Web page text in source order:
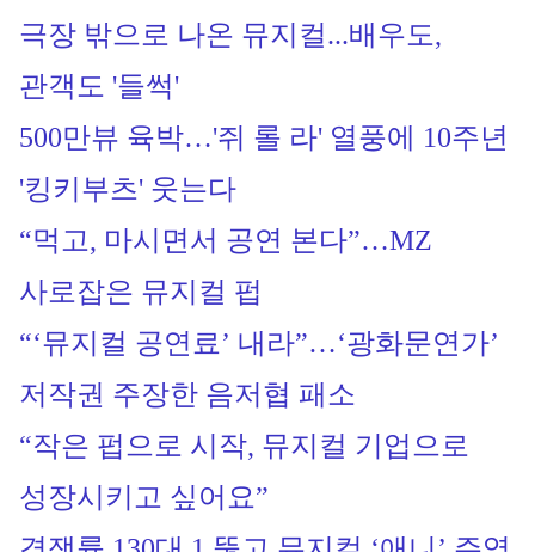
극장 밖으로 나온 뮤지컬...배우도,
관객도 '들썩'
500만뷰 육박…'쥐 롤 라' 열풍에 10주년
'킹키부츠' 웃는다
“먹고, 마시면서 공연 본다”…MZ
사로잡은 뮤지컬 펍
“‘뮤지컬 공연료’ 내라”…‘광화문연가’
저작권 주장한 음저협 패소
“작은 펍으로 시작, 뮤지컬 기업으로
성장시키고 싶어요”